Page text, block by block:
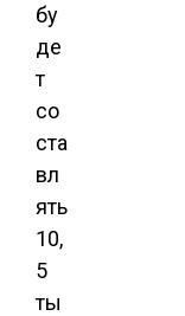
бу
де
т
со
ста
вл
ять
10,
5
ты